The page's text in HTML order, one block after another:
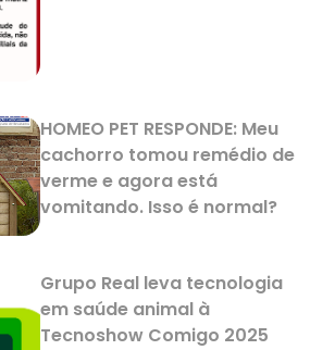
HOMEO PET RESPONDE: Meu
cachorro tomou remédio de
verme e agora está
vomitando. Isso é normal?
Grupo Real leva tecnologia
em saúde animal à
Tecnoshow Comigo 2025